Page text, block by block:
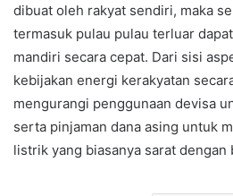
dibuat oleh rakyat sendiri, maka
termasuk pulau pulau terluar
mandiri secara cepat. Dari sisi
kebijakan energi kerakyatan
mengurangi penggunaan devisa
serta pinjaman dana asing untuk
listrik yang biasanya sarat dengan